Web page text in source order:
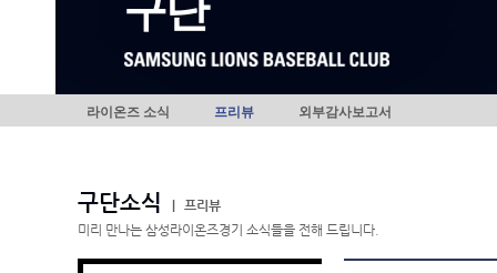
구단
라이온즈 소식 프리뷰 외부감사보고서
구단소식
프리뷰
미리 만나는 삼성라이온즈경기 소식들을 전해 드립니다.